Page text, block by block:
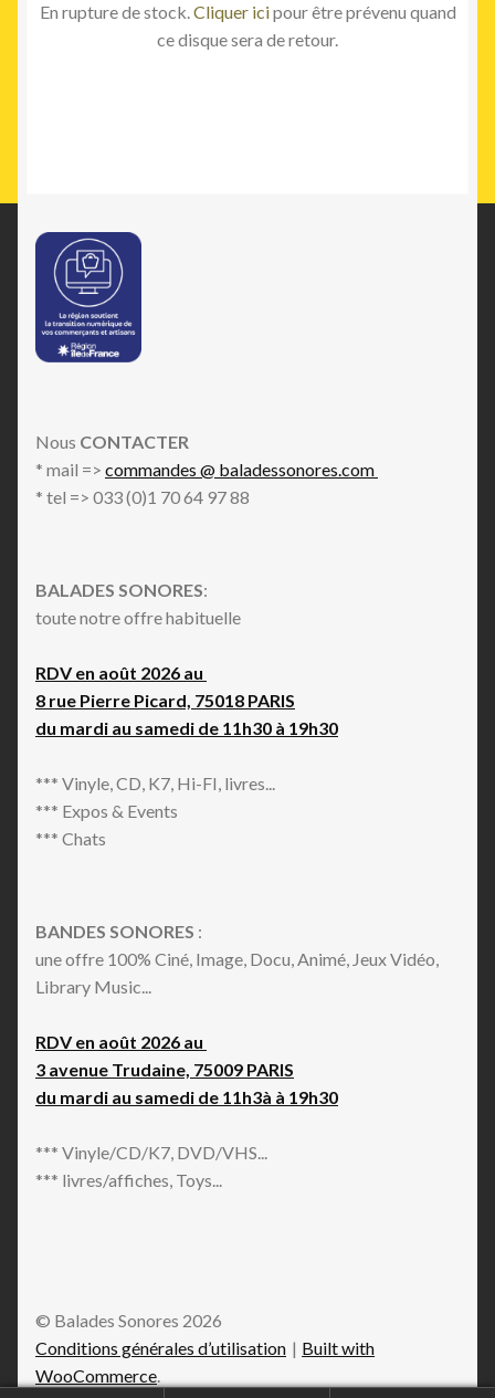
En rupture de stock.Cliquer icipour être prévenu quand
ce disque sera de retour.
Nous CONTACTER
* mail => commandes @ baladessonores.com
* tel => 033 (0)1 70 64 97 88
BALADES SONORES:
toute notre offre habituelle
RDV en août 2026 au
8 rue Pierre Picard, 75018 PARIS
du mardi au samedi de 11h30 à 19h30
*** Vinyle, CD, K7, Hi-FI, livres...
*** Expos & Events
*** Chats
BANDES SONORES :
une offre 100% Ciné, Image, Docu, Animé, Jeux Vidéo,
Library Music...
RDV en août 2026 au
3 avenue Trudaine, 75009 PARIS
du mardi au samedi de 11h3à à 19h30
*** Vinyle/CD/K7, DVD/VHS...
*** livres/affiches, Toys...
© Balades Sonores 2026
Conditions générales d’utilisation
Built with
WooCommerce